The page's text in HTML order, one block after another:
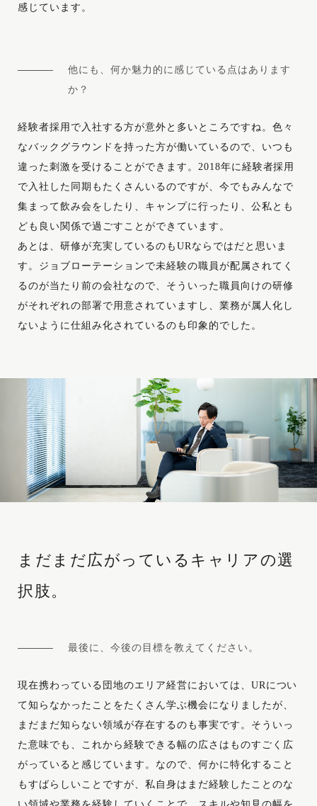
感じています。
他にも、何か魅力的に感じている点はあります
か？
経験者採用で入社する方が意外と多いところですね。色々
なバックグラウンドを持った方が働いているので、いつも
違った刺激を受けることができます。2018年に経験者採用
で入社した同期もたくさんいるのですが、今でもみんなで
集まって飲み会をしたり、キャンプに行ったり、公私とも
ども良い関係で過ごすことができています。
あとは、研修が充実しているのもURならではだと思いま
す。ジョブローテーションで未経験の職員が配属されてく
るのが当たり前の会社なので、そういった職員向けの研修
がそれぞれの部署で用意されていますし、業務が属人化し
ないように仕組み化されているのも印象的でした。
まだまだ広がっている キャリアの選
択肢。
最後に、今後の目標を教えてください。
現在携わっている団地のエリア経営においては、URについ
て知らなかったことをたくさん学ぶ機会になりましたが、
まだまだ知らない領域が存在するのも事実です。そういっ
た意味でも、これから経験できる幅の広さはものすごく広
がっていると感じています。なので、何かに特化すること
もすばらしいことですが、私自身はまだ経験したことのな